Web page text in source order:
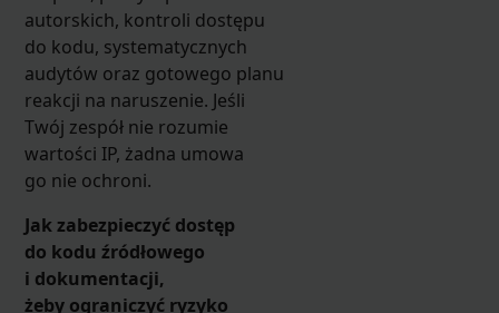
autorskich, kontroli dostępu
do kodu, systematycznych
audytów oraz gotowego planu
reakcji na naruszenie. Jeśli
Twój zespół nie rozumie
wartości IP, żadna umowa
go nie ochroni.
Jak zabezpieczyć dostęp
do kodu źródłowego
i dokumentacji,
żeby ograniczyć ryzyko